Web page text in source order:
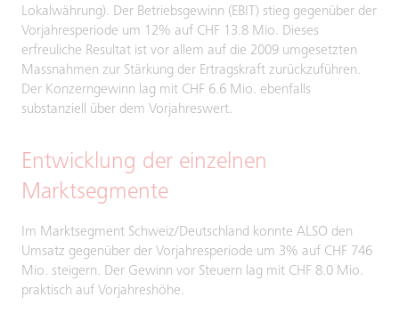
Lokalwährung). Der Betriebsgewinn (EBIT) stieg gegenüber der
Vorjahresperiode um 12% auf CHF 13.8 Mio. Dieses
erfreuliche Resultat ist vor allem auf die 2009 umgesetzten
Massnahmen zur Stärkung der Ertragskraft zurückzuführen.
Der Konzerngewinn lag mit CHF 6.6 Mio. ebenfalls
substanziell über dem Vorjahreswert.
Entwicklung der einzelnen
Marktsegmente
Im Marktsegment Schweiz/Deutschland konnte ALSO den
Umsatz gegenüber der Vorjahresperiode um 3% auf CHF 746
Mio. steigern. Der Gewinn vor Steuern lag mit CHF 8.0 Mio.
praktisch auf Vorjahreshöhe.